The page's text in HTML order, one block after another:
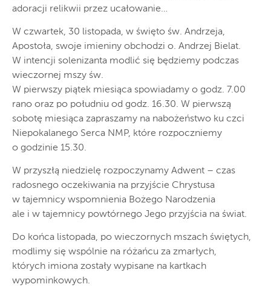
adoracji relikwii przez ucałowanie…
W czwartek, 30 listopada, w święto św. Andrzeja,
Apostoła, swoje imieniny obchodzi o. Andrzej Bielat.
W intencji solenizanta modlić się będziemy podczas
wieczornej mszy św.
W pierwszy piątek miesiąca spowiadamy o godz. 7.00
rano oraz po południu od godz. 16.30. W pierwszą
sobotę miesiąca zapraszamy na nabożeństwo ku czci
Niepokalanego Serca NMP, które rozpoczniemy
o godzinie 15.30.
W przyszłą niedzielę rozpoczynamy Adwent – czas
radosnego oczekiwania na przyjście Chrystusa
w tajemnicy wspomnienia Bożego Narodzenia
ale i w tajemnicy powtórnego Jego przyjścia na świat.
Do końca listopada, po wieczornych mszach świętych,
modlimy się wspólnie na różańcu za zmarłych,
których imiona zostały wypisane na kartkach
wypominkowych.